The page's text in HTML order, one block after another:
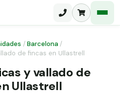
hojas
/ Barcelona /
de fincas en Ullastrell
y vallado de
Ullastrell